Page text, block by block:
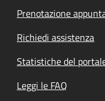
Prenotazione
Richiedi assistenza
Statistiche del
Leggi le FAQ